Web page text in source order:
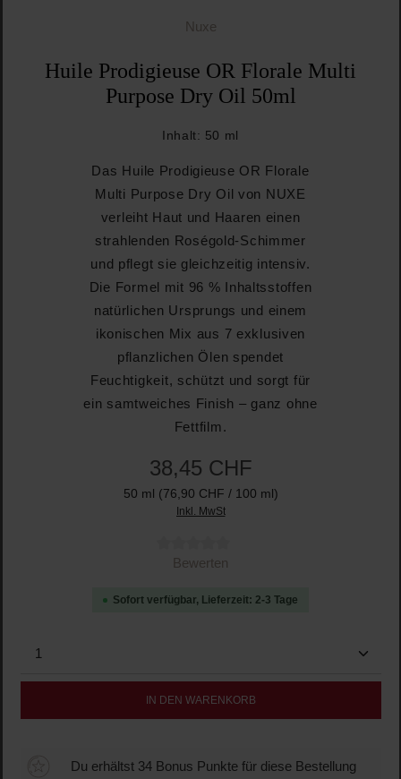
Nuxe
Huile Prodigieuse OR Florale Multi
Purpose Dry Oil 50ml
Inhalt: 50 ml
Das Huile Prodigieuse OR Florale
Multi Purpose Dry Oil von NUXE
verleiht Haut und Haaren einen
strahlenden Roségold-Schimmer
und pflegt sie gleichzeitig intensiv.
Die Formel mit 96 % Inhaltsstoffen
natürlichen Ursprungs und einem
ikonischen Mix aus 7 exklusiven
pflanzlichen Ölen spendet
Feuchtigkeit, schützt und sorgt für
ein samtweiches Finish – ganz ohne
Fettfilm.
38,45 CHF
50 ml (76,90 CHF / 100 ml)
Inkl. MwSt
Durchschnittliche Bewertung von 0 von 5 Sternen
Bewerten
Sofort verfügbar, Lieferzeit: 2-3 Tage
Produkt Anzahl: Gib den gewünschten Wert ein
IN DEN WARENKORB
Du erhältst 34 Bonus Punkte für diese Bestellung